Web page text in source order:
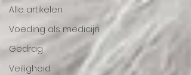
Alle artikelen
Voeding als medicijn
Gedrag
Veiligheid